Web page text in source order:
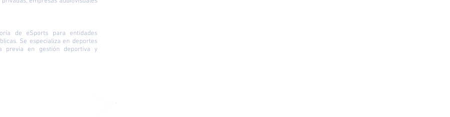
de eSports para entidades
Se especializa en deportes
previa en gestión deportiva y